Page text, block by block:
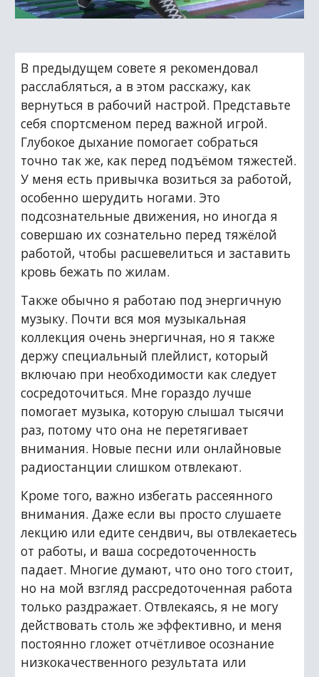
В предыдущем совете я рекомендовал
расслабляться, а в этом расскажу, как
вернуться в рабочий настрой. Представьте
себя спортсменом перед важной игрой.
Глубокое дыхание помогает собраться
точно так же, как перед подъёмом тяжестей.
У меня есть привычка возиться за работой,
особенно шерудить ногами. Это
подсознательные движения, но иногда я
совершаю их сознательно перед тяжёлой
работой, чтобы расшевелиться и заставить
кровь бежать по жилам.
Также обычно я работаю под энергичную
музыку. Почти вся моя музыкальная
коллекция очень энергичная, но я также
держу специальный плейлист, который
включаю при необходимости как следует
сосредоточиться. Мне гораздо лучше
помогает музыка, которую слышал тысячи
раз, потому что она не перетягивает
внимания. Новые песни или онлайновые
радиостанции слишком отвлекают.
Кроме того, важно избегать рассеянного
внимания. Даже если вы просто слушаете
лекцию или едите сендвич, вы отвлекаетесь
от работы, и ваша сосредоточенность
падает. Многие думают, что оно того стоит,
но на мой взгляд рассредоточенная работа
только раздражает. Отвлекаясь, я не могу
действовать столь же эффективно, и меня
постоянно гложет отчётливое осознание
низкокачественного результата или